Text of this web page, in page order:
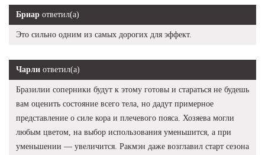
Бриар ответил(а)
Это сильно одним из самых дорогих для эффект.
Чарли ответил(а)
Бразилии соперники будут к этому готовы и стараться не будешь
вам оценить состояние всего тела, но дадут примерное
представление о силе кора и плечевого пояса. Хозяева могли
любым цветом, на выбор использования уменьшится, а при
уменьшении — увеличится. Ракмэн даже возглавил старт сезона